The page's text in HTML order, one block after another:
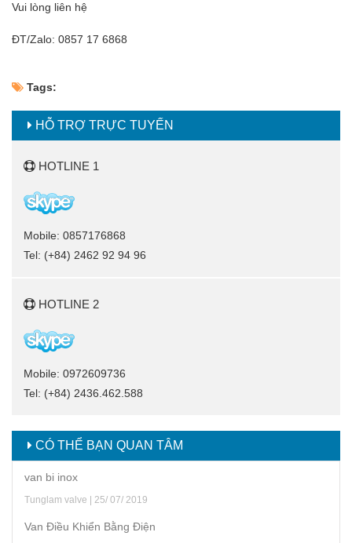
Vui lòng liên hệ
ĐT/Zalo: 0857 17 6868
Tags:
HỖ TRỢ TRỰC TUYẾN
HOTLINE 1
Mobile: 0857176868
Tel: (+84) 2462 92 94 96
HOTLINE 2
Mobile: 0972609736
Tel: (+84) 2436.462.588
CÓ THỂ BẠN QUAN TÂM
van bi inox
Tunglam valve | 25/ 07/ 2019
Van Điều Khiển Bằng Điện